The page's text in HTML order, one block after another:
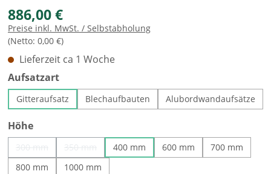
886,00 €
Preise inkl. MwSt. / Selbstabholung
(Netto: 0,00 €)
Lieferzeit ca 1 Woche
Aufsatzartauswählen
Gitteraufsatz Blechaufbauten Alubordwandaufsätze
Höheauswählen
(Diese Option ist zurzeit nicht verfügbar.)
(Diese Option ist zurzeit nicht verfügbar.)
400 mm 600 mm
700 mm
800 mm
1000 mm